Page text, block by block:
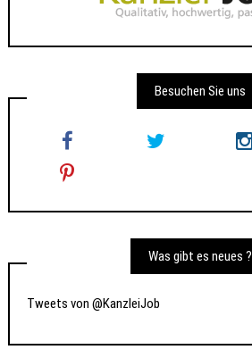
Besuchen Sie uns
Was gibt es neues ?
Tweets von @KanzleiJob